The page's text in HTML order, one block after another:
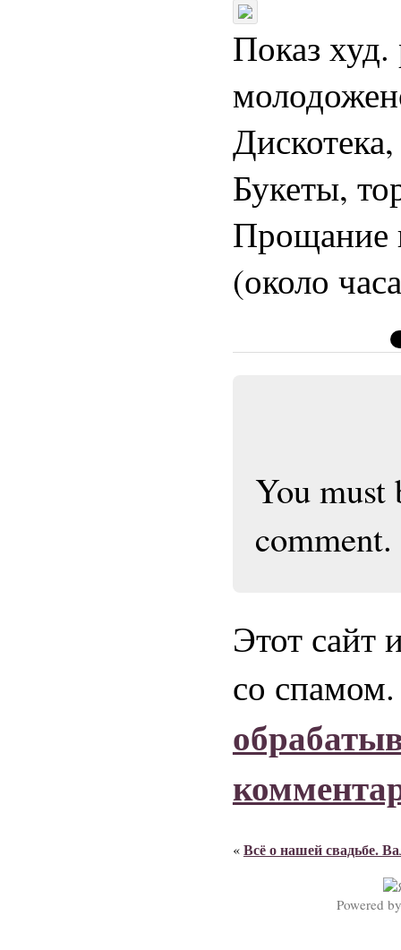
Показ худ.
Букеты,
Прощание
(около
You must
comment.
Этот сайт
со
«Всё о нашей свадьбе.
Powered